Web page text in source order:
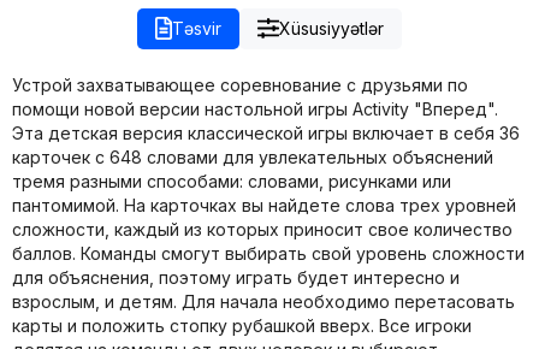
Təsvir Xüsusiyyətlər
Устрой захватывающее соревнование с друзьями по
помощи новой версии настольной игры Activity "Вперед".
Эта детская версия классической игры включает в себя 36
карточек с 648 словами для увлекательных объяснений
тремя разными способами: словами, рисунками или
пантомимой. На карточках вы найдете слова трех уровней
сложности, каждый из которых приносит свое количество
баллов. Команды смогут выбирать свой уровень сложности
для объяснения, поэтому играть будет интересно и
взрослым, и детям. Для начала необходимо перетасовать
карты и положить стопку рубашкой вверх. Все игроки